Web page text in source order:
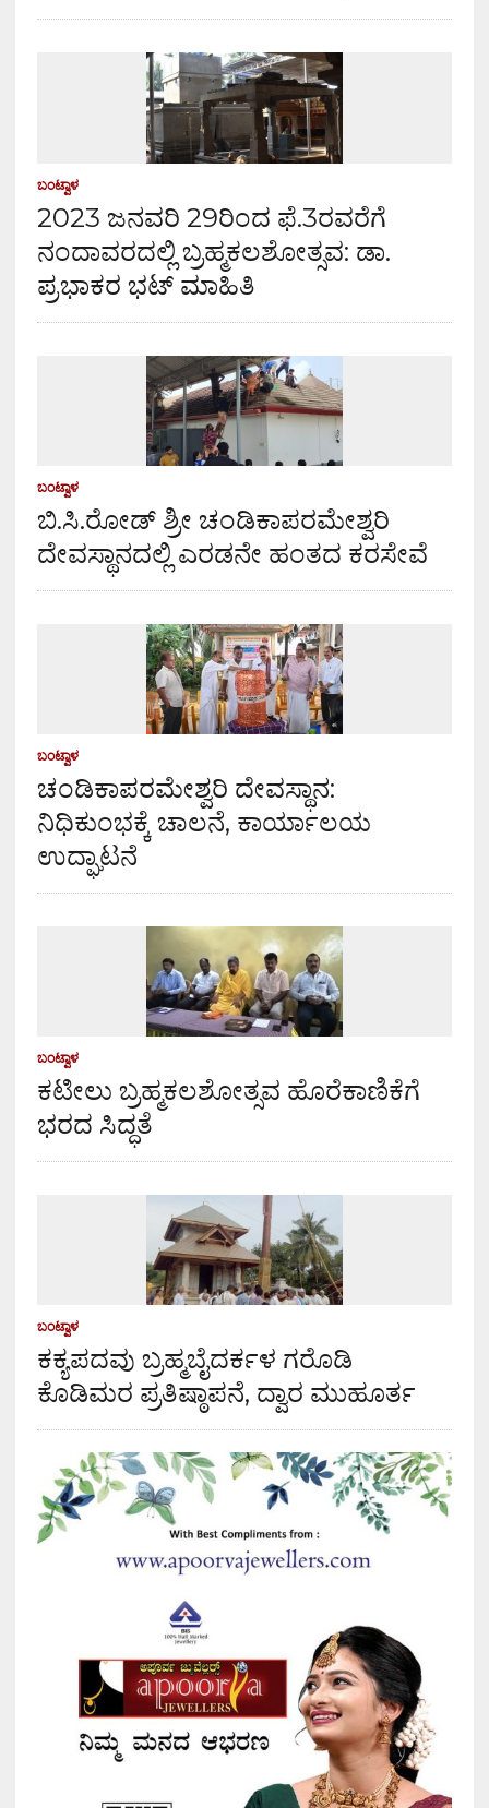
ಬಂಟ್ವಾಳ
2023 ಜನವರಿ 29ರಿಂದ ಫೆ.3ರವರೆಗೆ
ನಂದಾವರದಲ್ಲಿ ಬ್ರಹ್ಮಕಲಶೋತ್ಸವ: ಡಾ.
ಪ್ರಭಾಕರ ಭಟ್ ಮಾಹಿತಿ
ಬಂಟ್ವಾಳ
ಬಿ.ಸಿ.ರೋಡ್ ಶ್ರೀ ಚಂಡಿಕಾಪರಮೇಶ್ವರಿ
ದೇವಸ್ಥಾನದಲ್ಲಿ ಎರಡನೇ ಹಂತದ ಕರಸೇವೆ
ಬಂಟ್ವಾಳ
ಚಂಡಿಕಾಪರಮೇಶ್ವರಿ ದೇವಸ್ಥಾನ:
ನಿಧಿಕುಂಭಕ್ಕೆ ಚಾಲನೆ, ಕಾರ್ಯಾಲಯ
ಉದ್ಘಾಟನೆ
ಬಂಟ್ವಾಳ
ಕಟೀಲು ಬ್ರಹ್ಮಕಲಶೋತ್ಸವ ಹೊರೆಕಾಣಿಕೆಗೆ
ಭರದ ಸಿದ್ಧತೆ
ಬಂಟ್ವಾಳ
ಕಕ್ಯಪದವು ಬ್ರಹ್ಮಬೈದರ್ಕಳ ಗರೊಡಿ
ಕೊಡಿಮರ ಪ್ರತಿಷ್ಠಾಪನೆ, ದ್ವಾರ ಮುಹೂರ್ತ